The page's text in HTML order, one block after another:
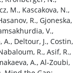
M., Kascakova, N.,
R., Gjoneska,
V.,
Deltour, J., Costin,
R., Asif, R.,
A., Al-Zoubi,